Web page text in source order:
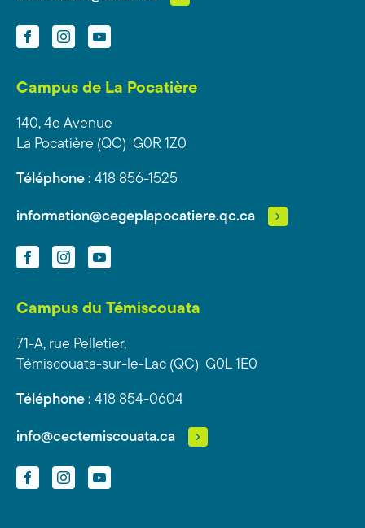
FacebookInstagramYouTube
Campus de La Pocatière
140, 4e Avenue
La Pocatière (QC) G0R 1Z0
Téléphone : 418 856-1525
information@cegeplapocatiere.qc.ca
FacebookInstagramYouTube
Campus du Témiscouata
71-A, rue Pelletier,
Témiscouata-sur-le-Lac (QC) G0L 1E0
Téléphone : 418 854-0604
info@cectemiscouata.ca
FacebookInstagramYouTube